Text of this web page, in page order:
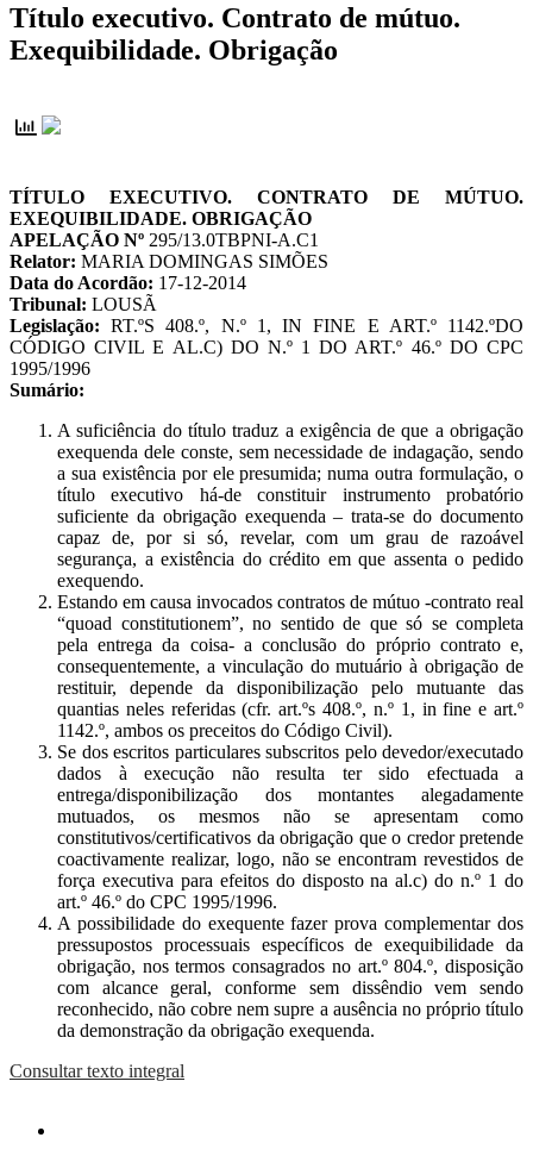
Título executivo. Contrato de mútuo.
Exequibilidade. Obrigação
TÍTULO EXECUTIVO. CONTRATO DE MÚTUO.
EXEQUIBILIDADE. OBRIGAÇÃO
APELAÇÃO Nº 295/13.0TBPNI-A.C1
Relator: MARIA DOMINGAS SIMÕES
Data do Acordão: 17-12-2014
Tribunal: LOUSÃ
Legislação: RT.ºS 408.º, N.º 1, IN FINE E ART.º 1142.ºDO
CÓDIGO CIVIL E AL.C) DO N.º 1 DO ART.º 46.º DO CPC
1995/1996
Sumário:
A suficiência do título traduz a exigência de que a obrigação
exequenda dele conste, sem necessidade de indagação, sendo
a sua existência por ele presumida; numa outra formulação, o
título executivo há-de constituir instrumento probatório
suficiente da obrigação exequenda – trata-se do documento
capaz de, por si só, revelar, com um grau de razoável
segurança, a existência do crédito em que assenta o pedido
exequendo.
Estando em causa invocados contratos de mútuo -contrato real
“quoad constitutionem”, no sentido de que só se completa
pela entrega da coisa- a conclusão do próprio contrato e,
consequentemente, a vinculação do mutuário à obrigação de
restituir, depende da disponibilização pelo mutuante das
quantias neles referidas (cfr. art.ºs 408.º, n.º 1, in fine e art.º
1142.º, ambos os preceitos do Código Civil).
Se dos escritos particulares subscritos pelo devedor/executado
dados à execução não resulta ter sido efectuada a
entrega/disponibilização dos montantes alegadamente
mutuados, os mesmos não se apresentam como
constitutivos/certificativos da obrigação que o credor pretende
coactivamente realizar, logo, não se encontram revestidos de
força executiva para efeitos do disposto na al.c) do n.º 1 do
art.º 46.º do CPC 1995/1996.
A possibilidade do exequente fazer prova complementar dos
pressupostos processuais específicos de exequibilidade da
obrigação, nos termos consagrados no art.º 804.º, disposição
com alcance geral, conforme sem dissêndio vem sendo
reconhecido, não cobre nem supre a ausência no próprio título
da demonstração da obrigação exequenda.
Consultar texto integral